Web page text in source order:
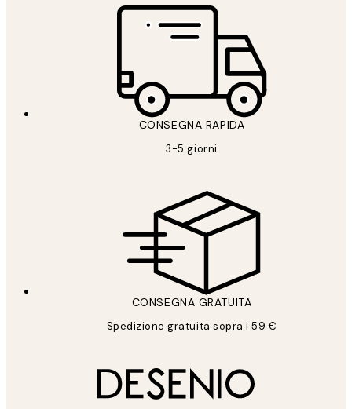
CONSEGNA RAPIDA
3-5 giorni
CONSEGNA GRATUITA
Spedizione gratuita sopra i 59 €